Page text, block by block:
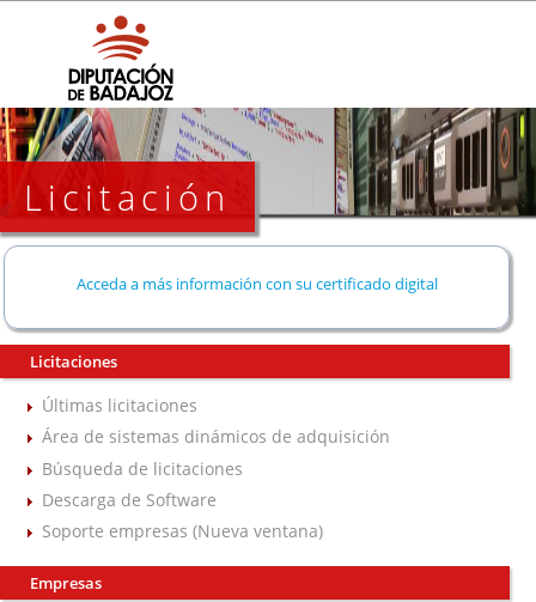
Licitación
Acceda a más información con su certificado digital
Licitaciones
Últimas licitaciones
Área de sistemas dinámicos de adquisición
Búsqueda de licitaciones
Descarga de Software
Soporte empresas (Nueva ventana)
Empresas